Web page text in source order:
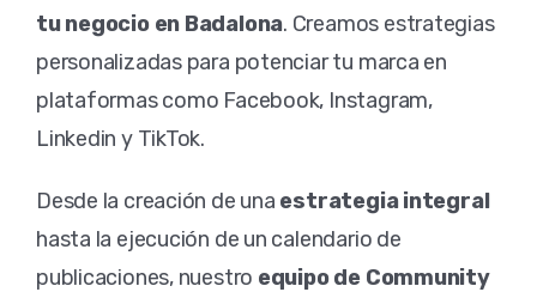
tu negocio en Badalona. Creamos estrategias
personalizadas para potenciar tu marca en
plataformas como Facebook, Instagram,
Linkedin y TikTok.
Desde la creación de una estrategia integral
hasta la ejecución de un calendario de
publicaciones, nuestro equipo de Community